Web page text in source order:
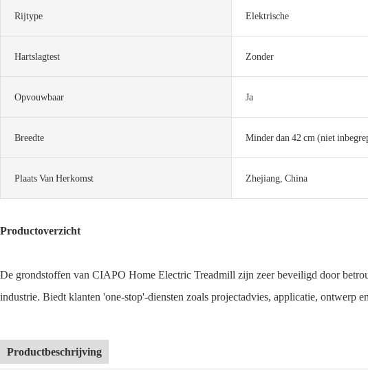
Rijtype Elektrische
Hartslagtest Zonder
Opvouwbaar Ja
Breedte Minder dan 42 cm (niet
Plaats Van Herkomst Zhejiang, China
Productoverzicht
De grondstoffen van CIAPO Home Electric Treadmill zijn zeer beveiligd door
industrie. Biedt klanten 'one-stop'-diensten zoals projectadvies, applicatie, ontwerp
Productbeschrijving